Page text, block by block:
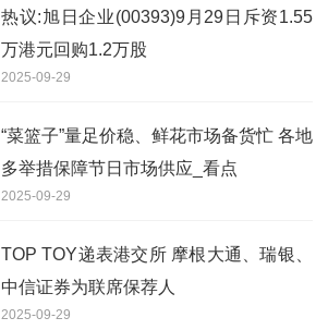
热议:旭日企业(00393)9月29日斥资1.55
万港元回购1.2万股
2025-09-29
“菜篮子”量足价稳、鲜花市场备货忙 各地
多举措保障节日市场供应_看点
2025-09-29
TOP TOY递表港交所 摩根大通、瑞银、
中信证券为联席保荐人
2025-09-29